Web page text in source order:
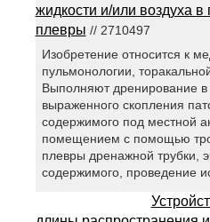
жидкости и/или воздуха в
плевры // 2710497
Изобретение относится к
пульмонологии,
Выполняют дренирование в
выраженного скопления
содержимого под местной
помещением с помощью
плевры дренажной трубки,
содержимого, проведение